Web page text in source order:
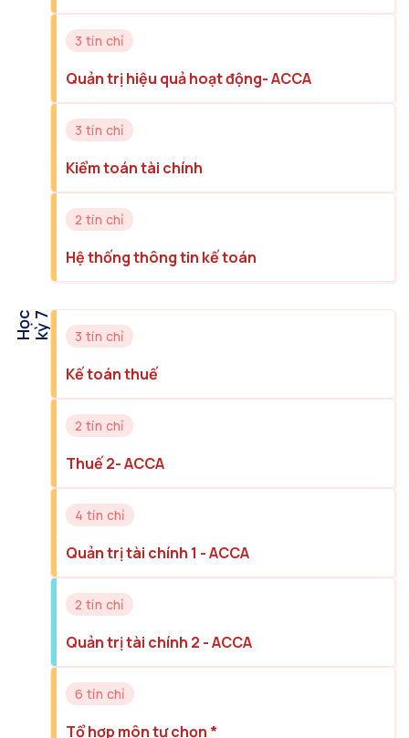
3 tín chỉ
Quản trị hiệu quả hoạt động- ACCA
3 tín chỉ
Kiểm toán tài chính
2 tín chỉ
Hệ thống thông tin kế toán
H
ọ
c
k
ỳ7 3 tín chỉ
Kế toán thuế
2 tín chỉ
Thuế 2- ACCA
4 tín chỉ
Quản trị tài chính 1 - ACCA
2 tín chỉ
Quản trị tài chính 2 - ACCA
6 tín chỉ
Tổ hợp môn tự chọn *